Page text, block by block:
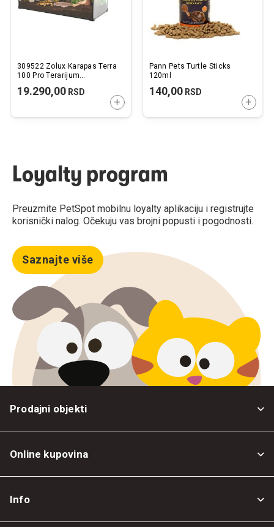
309522 Zolux Karapas Terra
100 Pro Terarijum
19.290,00 RSD
DODAJTE U KORPU
Pann Pets Turtle Sticks
120ml
140,00RSD
Loyalty program
Preuzmite PetSpot mobilnu loyalty aplikaciju i registrujte
korisnički nalog. Očekuju vas brojni popusti i pogodnosti.
Saznajte više
Prodajni objekti
Online kupovina
Info